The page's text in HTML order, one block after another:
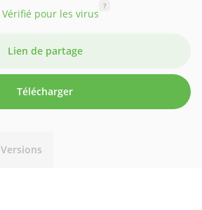
Vérifié pour les virus
?
Lien de partage
Télécharger
Versions